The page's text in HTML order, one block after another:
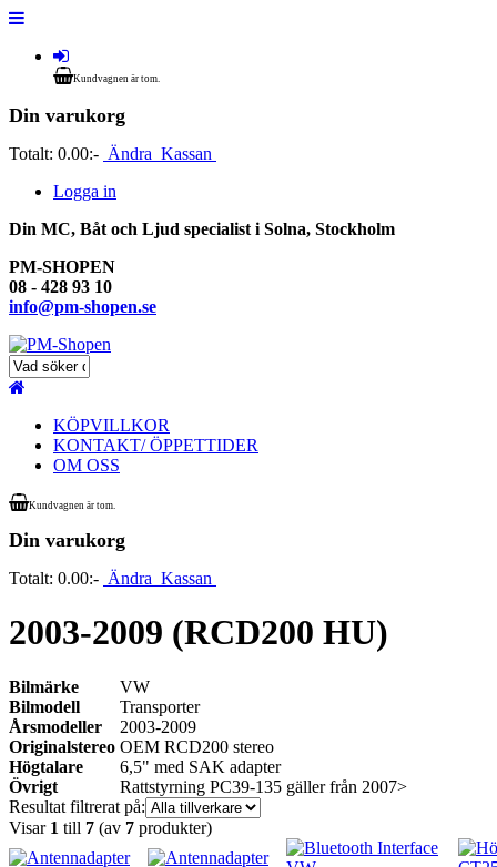
Kundvagnen är tom.
Din varukorg
Totalt: 0.00:- Ändra Kassan
Logga in
Din MC, Båt och Ljud specialist i Solna, Stockholm
PM-SHOPEN
08 - 428 93 10
info@pm-shopen.se
KÖPVILLKOR
KONTAKT/ ÖPPETTIDER
OM OSS
Kundvagnen är tom.
Din varukorg
Totalt: 0.00:- Ändra Kassan
2003-2009 (RCD200 HU)
Bilmärke
VW
Bilmodell
Transporter
Årsmodeller
2003-2009
Originalstereo OEM RCD200 stereo
Högtalare
6,5" med SAK adapter
Övrigt
Rattstyrning PC39-135 gäller från 2007>
Resultat filtrerat på:
Visar 1 till 7 (av 7 produkter)